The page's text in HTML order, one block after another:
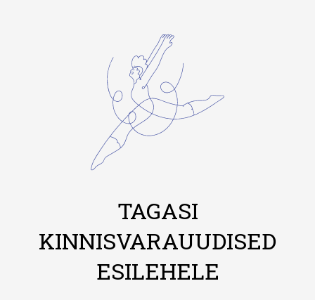
TAGASI
KINNISVARAUUDISED
ESILEHELE